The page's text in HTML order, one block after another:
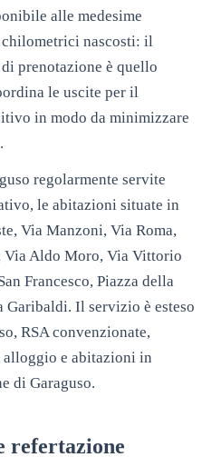
alle medesime
nascosti: il
prenotazione è quello
le uscite per il
in modo da minimizzare
regolarmente servite
le abitazioni situate in
Via Manzoni, Via Roma,
Via Aldo Moro, Via Vittorio
Francesco, Piazza della
Garibaldi. Il servizio è esteso
RSA convenzionate,
e abitazioni in
di Garaguso.
refertazione